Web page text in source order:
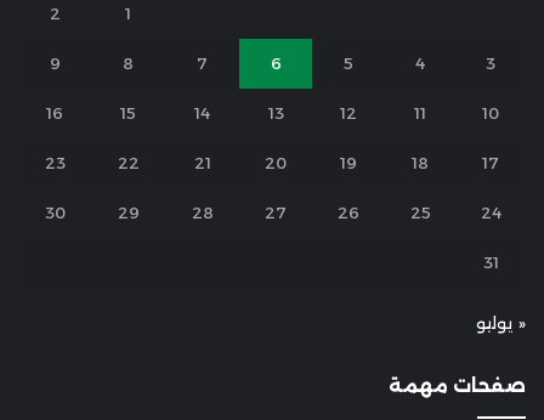
1
2
3
4
5
6
7
8
9
10
11
12
13
14
15
16
17
18
19
20
21
22
23
24
25
26
27
28
29
30
31
« يوليو
صفحات مهمة